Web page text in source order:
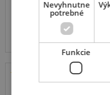
Na predajni v
Nevyhnutne
potrebné
Funkcie